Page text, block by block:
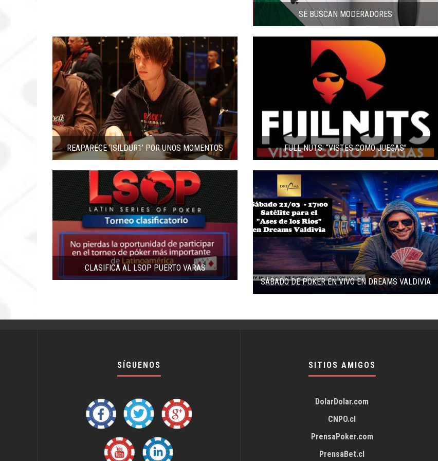
SE BUSCAN MODERADORES
REAPARECE ‘ISILDUR1’ POR UNOS MOMENTOS FULL NUTS: “VISTES COMO JUEGAS”
CLASIFICA AL LSOP PUERTO VARAS
SÁBADO DE POKER EN VIVO EN DREAMS VALDIVIA
SÍGUENOS SITIOS AMIGOS
DolarDolar.com
CNPO.cl
PrensaPoker.com
PrensaBet.cl